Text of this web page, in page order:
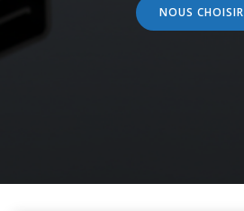
NOUS CHOISIR